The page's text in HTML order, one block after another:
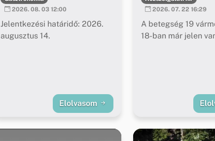
2026. 08. 03 12:00
Jelentkezési határidő: 2026.
augusztus 14.
Elolvasom
2026. 07. 22 16:29
A betegség 19
18-ban már jelen